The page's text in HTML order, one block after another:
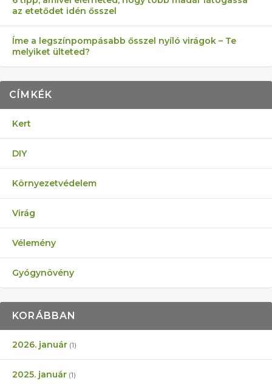
az etetődet idén ősszel
Íme a legszínpompásabb ősszel nyíló virágok – Te
melyiket ülteted?
CÍMKÉK
Kert
DIY
Környezetvédelem
Virág
Vélemény
Gyógynövény
KORÁBBAN
2026. január (1)
2025. január (1)